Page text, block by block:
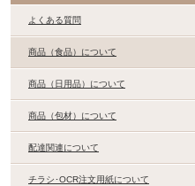
よくある質問
商品（食品）について
商品（日用品）について
商品（包材）について
配達関連について
チラシ･OCR注文用紙について